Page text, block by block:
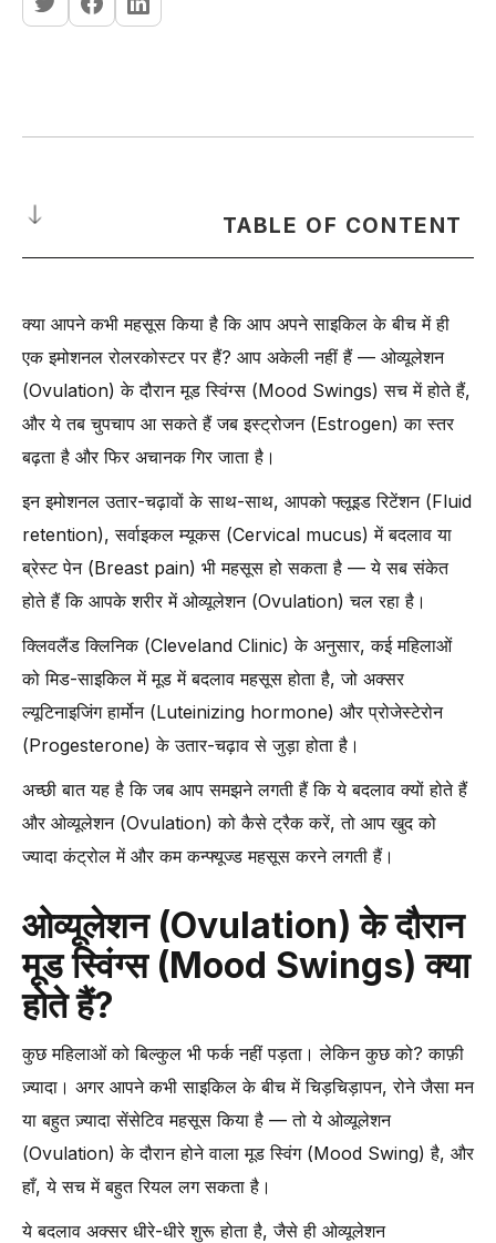
TABLE OF CONTENT
क्या ओव्यूलेशन (Ovulation) के दौरान मूड स्विंग्स (Mood Swings) होना
सामान्य है?
ओव्यूलेशन (Ovulation) के दौरान मूड स्विंग्स (Mood Swings) क्यों होते हैं?
ओव्यूलेशन (Ovulation) मूड स्विंग्स बनाम पीएमएस (PMS) मूड स्विंग्स: कैसे
पहचानें फर्क
ओव्यूलेशन (Ovulation) के दौरान मूड स्विंग्स (Mood Swings) को कंट्रोल में
लाने के 8 आसान टिप्स
क्या ब्रेस्ट पेन (Breast Pain) और पेट दर्द (Abdominal Pain) का ओव्यूलेशन
(Ovulation) मूड स्विंग्स (Mood Swings) से संबंध हो सकता है?
क्या बर्थ कंट्रोल मेडिकेशन (Birth Control Medications) ओव्यूलेशन मूड
स्विंग्स (Ovulation Mood Swings) को प्रभावित करता है?
ओव्यूलेशन (Ovulation) मूड स्विंग्स के दौरान प्रेग्नेंट होने पर डॉ. अंशु अग्रवाल की
राय
अक्सर पूछे जाने वाले सवाल (FAQs)
Conclusion
क्या आपने कभी महसूस किया है कि आप अपने साइकिल के बीच में ही
एक इमोशनल रोलरकोस्टर पर हैं? आप अकेली नहीं हैं — ओव्यूलेशन
(Ovulation) के दौरान मूड स्विंग्स (Mood Swings) सच में होते हैं,
और ये तब चुपचाप आ सकते हैं जब इस्ट्रोजन (Estrogen) का स्तर
बढ़ता है और फिर अचानक गिर जाता है।
इन इमोशनल उतार-चढ़ावों के साथ-साथ, आपको फ्लूइड रिटेंशन (Fluid
retention), सर्वाइकल म्यूकस (Cervical mucus) में बदलाव या
ब्रेस्ट पेन (Breast pain) भी महसूस हो सकता है — ये सब संकेत
होते हैं कि आपके शरीर में ओव्यूलेशन (Ovulation) चल रहा है।
क्लिवलैंड क्लिनिक (Cleveland Clinic) के अनुसार, कई महिलाओं
को मिड-साइकिल में मूड में बदलाव महसूस होता है, जो अक्सर
ल्यूटिनाइजिंग हार्मोन (Luteinizing hormone) और प्रोजेस्टेरोन
(Progesterone) के उतार-चढ़ाव से जुड़ा होता है।
अच्छी बात यह है कि जब आप समझने लगती हैं कि ये बदलाव क्यों होते हैं
और ओव्यूलेशन (Ovulation) को कैसे ट्रैक करें, तो आप खुद को
ज्यादा कंट्रोल में और कम कन्फ्यूज्ड महसूस करने लगती हैं।
ओव्यूलेशन (Ovulation) के दौरान
मूड स्विंग्स (Mood Swings) क्या
होते हैं?
कुछ महिलाओं को बिल्कुल भी फर्क नहीं पड़ता। लेकिन कुछ को? काफ़ी
ज़्यादा। अगर आपने कभी साइकिल के बीच में चिड़चिड़ापन, रोने जैसा मन
या बहुत ज़्यादा सेंसेटिव महसूस किया है — तो ये ओव्यूलेशन
(Ovulation) के दौरान होने वाला मूड स्विंग (Mood Swing) है, और
हाँ, ये सच में बहुत रियल लग सकता है।
ये बदलाव अक्सर धीरे-धीरे शुरू होता है, जैसे ही ओव्यूलेशन